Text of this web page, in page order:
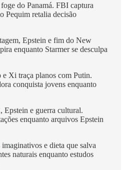
do Panamá. FBI captura
Pequim retalia decisão
Epstein e fim do New
enquanto Starmer se desculpa
e Xi traça planos com Putin.
conquista jovens enquanto
Epstein e guerra cultural.
enquanto arquivos Epstein
e dieta que salva
naturais enquanto estudos